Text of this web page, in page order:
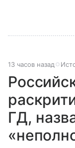
13 часов назад
ГД,